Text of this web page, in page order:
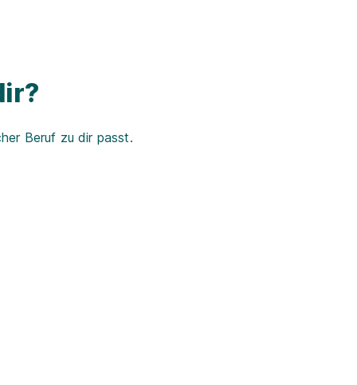
Beruf zu dir passt.